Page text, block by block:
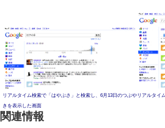
リアルタイム検索で「はやぶさ」と検索し、6月13日のつぶや
きを表示した画面
リアルタイ
関連情報